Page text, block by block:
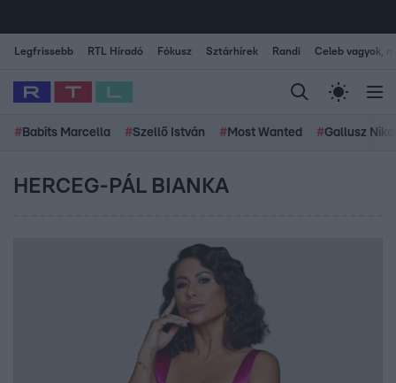
Legfrissebb RTL Híradó Fókusz Sztárhírek Randi Celeb vagyok,
# Babits Marcella #Szellő István # Most Wanted #Gallusz
HERCEG-PÁL BIANKA